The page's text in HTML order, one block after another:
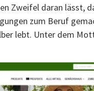
Zweifel daran lässt,
zum Beruf
lebt. Unter dem